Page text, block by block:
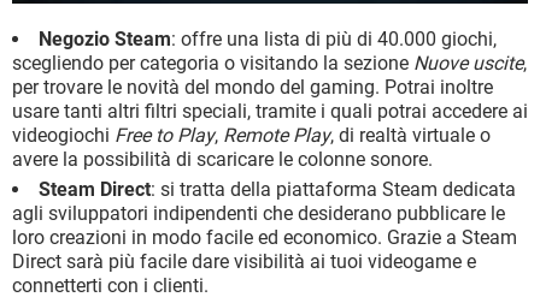
Negozio Steam: offre una lista di più di 40.000 giochi,
scegliendo per categoria o visitando la sezione Nuove uscite,
per trovare le novità del mondo del gaming. Potrai inoltre
usare tanti altri filtri speciali, tramite i quali potrai accedere ai
videogiochi Free to Play, Remote Play, di realtà virtuale o
avere la possibilità di scaricare le colonne sonore.
Steam Direct: si tratta della piattaforma Steam dedicata
agli sviluppatori indipendenti che desiderano pubblicare le
loro creazioni in modo facile ed economico. Grazie a Steam
Direct sarà più facile dare visibilità ai tuoi videogame e
connetterti con i clienti.